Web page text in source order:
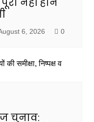
6, 2026 0
चुनाव: